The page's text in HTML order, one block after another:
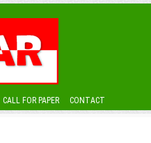
CALL FOR PAPER CONTACT